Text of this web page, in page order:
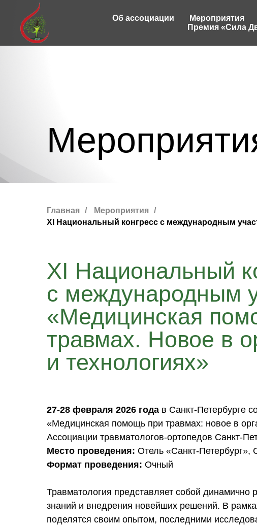
Об ассоциации Мероприятия
Премия «Сила
Главная / Мероприятия /
XI Национальный конгресс с международным
XI Национальный
с международным
«Медицинская
травмах. Новое в
и технологиях»
27-28 февраля 2026 года в Санкт-Петербурге
«Медицинская помощь при травмах: новое в
Ассоциации травматологов-ортопедов Санкт-
Место проведения: Отель «Санкт-Петербург»,
Формат проведения: Очный
Травматология представляет собой
знаний и внедрения новейших решений. В
поделятся своим опытом, последними